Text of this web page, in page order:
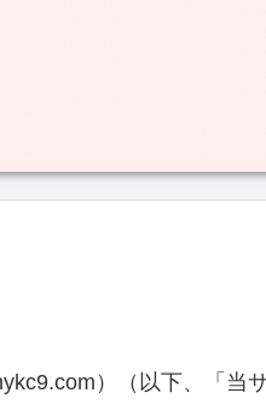
）（以下、「当